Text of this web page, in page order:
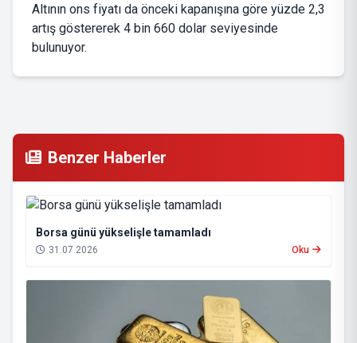
Altının ons fiyatı da önceki kapanışına göre yüzde 2,3
artış göstererek 4 bin 660 dolar seviyesinde
bulunuyor.
Benzer Haberler
Borsa günü yükselişle tamamladı
31.07.2026 Oku